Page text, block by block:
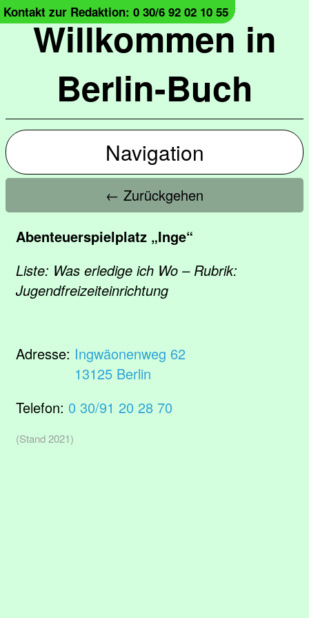
Willkommen in
Berlin-Buch
Kontakt zur Redaktion: 0 30/6 92 02 10 55
Navigation
← Zurückgehen
Abenteuerspielplatz „Inge“
Liste: Was erledige ich Wo – Rubrik:
Jugendfreizeiteinrichtung
Adresse: Ingwäonenweg 62
13125 Berlin
Telefon: 0 30/91 20 28 70
(Stand 2021)